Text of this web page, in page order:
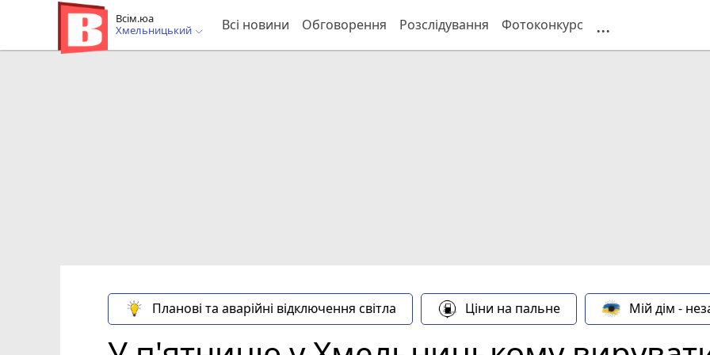
Всім.юа
Хмельницький
Всі новини Обговорення Розслідування Фотоконкурс ...
Планові та аварійні відключення світла Ціни на пальне Мій дім -